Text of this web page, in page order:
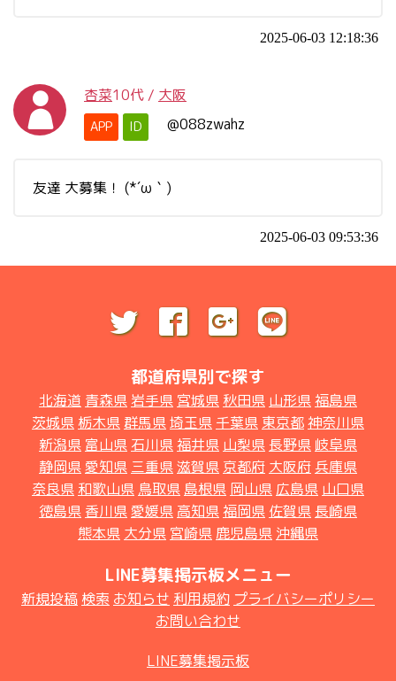
2025-06-03 12:18:36
杏菜10代 / 大阪
APP ID @088zwahz
友達 大募集！ (*´ω｀)
2025-06-03 09:53:36
都道府県別で探す
北海道 青森県 岩手県 宮城県 秋田県 山形県福島県
茨城県 栃木県群馬県埼玉県 千葉県 東京都神奈川県
新潟県 富山県 石川県福井県 山梨県 長野県 岐阜県
静岡県愛知県 三重県滋賀県 京都府 大阪府 兵庫県
奈良県 和歌山県 鳥取県 島根県 岡山県 広島県 山口県
徳島県 香川県愛媛県 高知県福岡県 佐賀県 長崎県
熊本県 大分県 宮崎県 鹿児島県 沖縄県
LINE募集掲示板メニュー
新規投稿 検索 お知らせ 利用規約 プライバシーポリシー
お問い合わせ
LINE募集掲示板